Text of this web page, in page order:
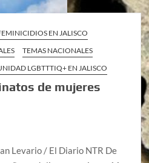
EN JALISCO
TEMAS NACIONALES
LGBTTTIQ+ EN JALISCO
de mujeres
Levario / El Diario NTR De